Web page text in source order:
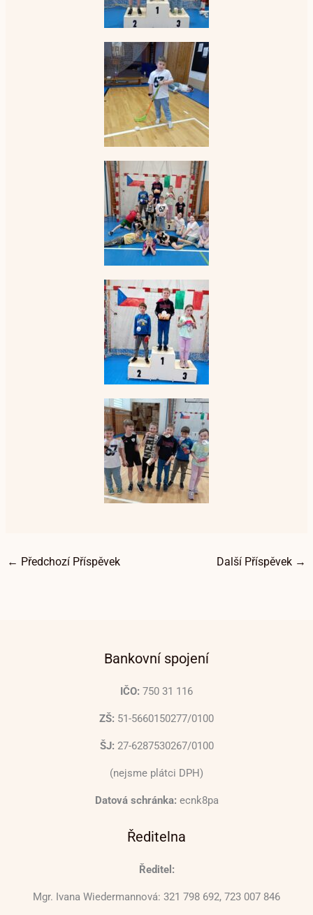
← Předchozí Příspěvek Další Příspěvek →
Bankovní spojení
IČO: 750 31 116
ZŠ: 51-5660150277/0100
ŠJ: 27-6287530267/0100
(nejsme plátci DPH)
Datová schránka: ecnk8pa
Ředitelna
Ředitel:
Mgr. Ivana Wiedermannová: 321 798 692, 723 007 846